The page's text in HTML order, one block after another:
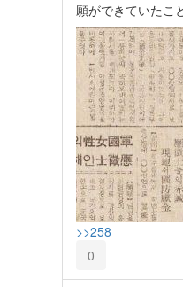
願ができていたこ
>>258
0